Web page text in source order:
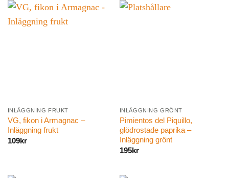
INLÄGGNING FRUKT
VG, fikon i Armagnac –
Inläggning frukt
109kr
INLÄGGNING GRÖNT
Pimientos del Piquillo,
glödrostade paprika –
Inläggning grönt
195kr